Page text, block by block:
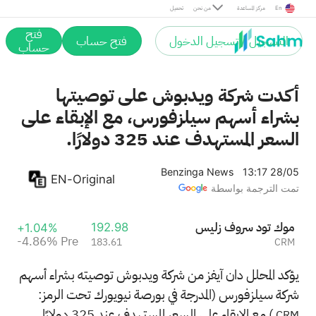
تحميل من نحن مركز المساعدة En
التسجيل / تسجيل الدخول فتح حساب فتح
حساب
أكدت شركة ويدبوش على توصيتها
بشراء أسهم سيلزفورس، مع الإبقاء على
السعر المستهدف عند 325 دولارًا.
Benzinga News
13:17 28/05
تمت الترجمة بواسطة
EN-Original
سيلز فورس دوت كوم
CRM
192.98
183.61
+1.04%
-4.86% Pre
يؤكد المحلل دان آيفز من شركة ويدبوش توصيته بشراء أسهم
شركة سيلزفورس (المدرجة في بورصة نيويورك تحت الرمز: